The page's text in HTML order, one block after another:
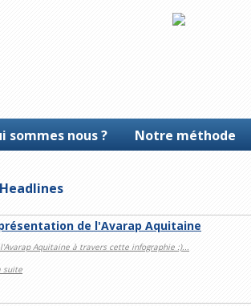
sommes nous ? Notre méthode
de l'Avarap Aquitaine
Aquitaine à travers cette infographie :)...
suite